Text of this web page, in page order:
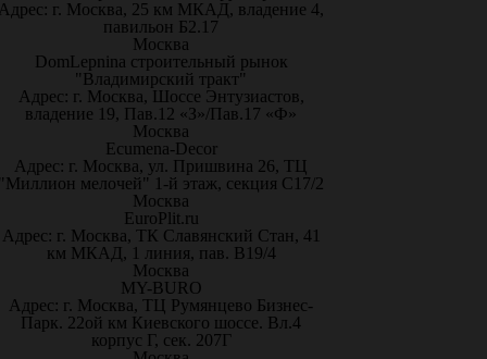
г. Москва, 25 км МКАД, владение 4,
павильон Б2.17
Москва
DomLepnina строительный рынок
"Владимирский тракт"
Адрес: г. Москва, Шоссе Энтузиастов,
владение 19, Пав.12 «З»/Пав.17 «Ф»
Москва
Ecumena-Decor
Адрес: г. Москва, ул. Пришвина 26, ТЦ
мелочей" 1-й этаж, секция С17/2
Москва
EuroPlit.ru
Адрес: г. Москва, ТК Славянский Стан, 41
км МКАД, 1 линия, пав. В19/4
Москва
MY-BURO
Адрес: г. Москва, ТЦ Румянцево Бизнес-
Парк. 22ой км Киевского шоссе. Вл.4
корпус Г, сек. 207Г